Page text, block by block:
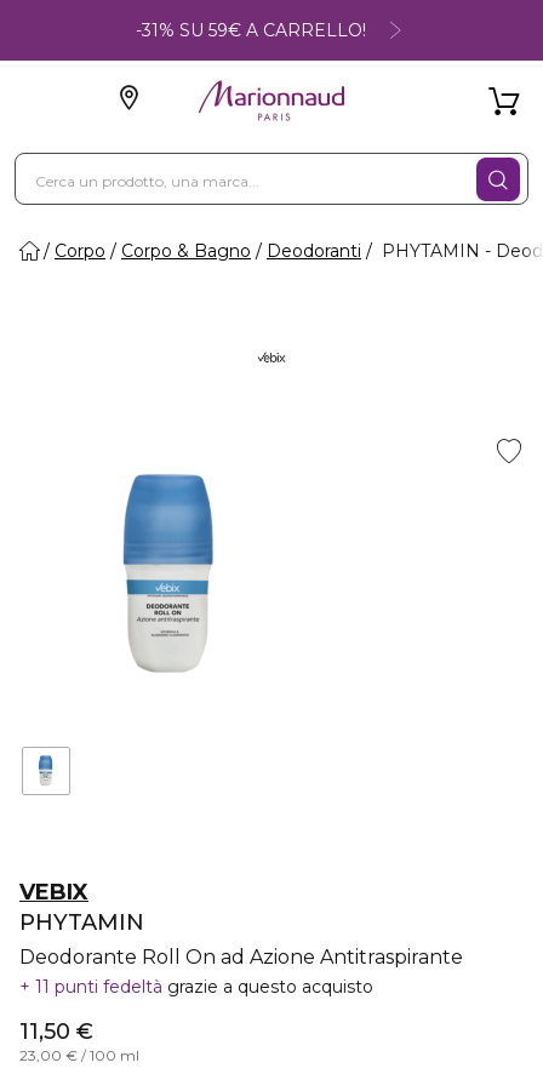
-31% SU 59€ A CARRELLO!
Corpo Corpo & Bagno Deodoranti PHYTAMIN -
VEBIX
PHYTAMIN
Deodorante Roll On ad Azione Antitraspirante
11 punti fedeltà grazie a questo acquisto
11,50 €
23,00 € / 100 ml